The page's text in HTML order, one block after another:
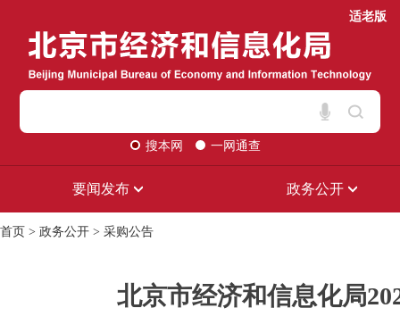
适老版
搜本网 一网通查
要闻发布 政务公开
首页 > 政务公开 > 采购公告
北京市经济和信息化局